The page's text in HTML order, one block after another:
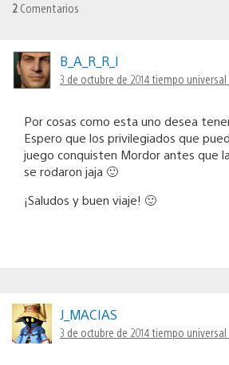
2 Comentarios
B_A_R_R_I
3 de octubre de 2014 tiempo
Por cosas como esta uno desea
Espero que los privilegiados que
juego conquisten Mordor antes que
se rodaron jaja 🙂
¡Saludos y buen viaje! 🙂
J_MACIAS
3 de octubre de 2014 tiempo